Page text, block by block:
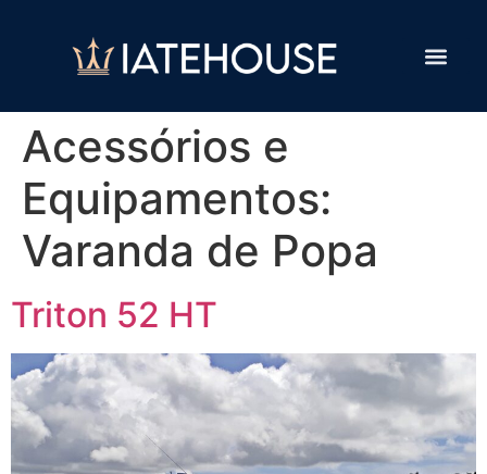
Acessórios e
Equipamentos:
Varanda de Popa
Triton 52 HT